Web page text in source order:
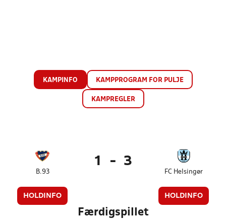
KAMPINFO KAMPPROGRAM FOR PULJE
KAMPREGLER
B.93
HOLDINFO
1 - 3
FC Helsingør
HOLDINFO
Færdigspillet